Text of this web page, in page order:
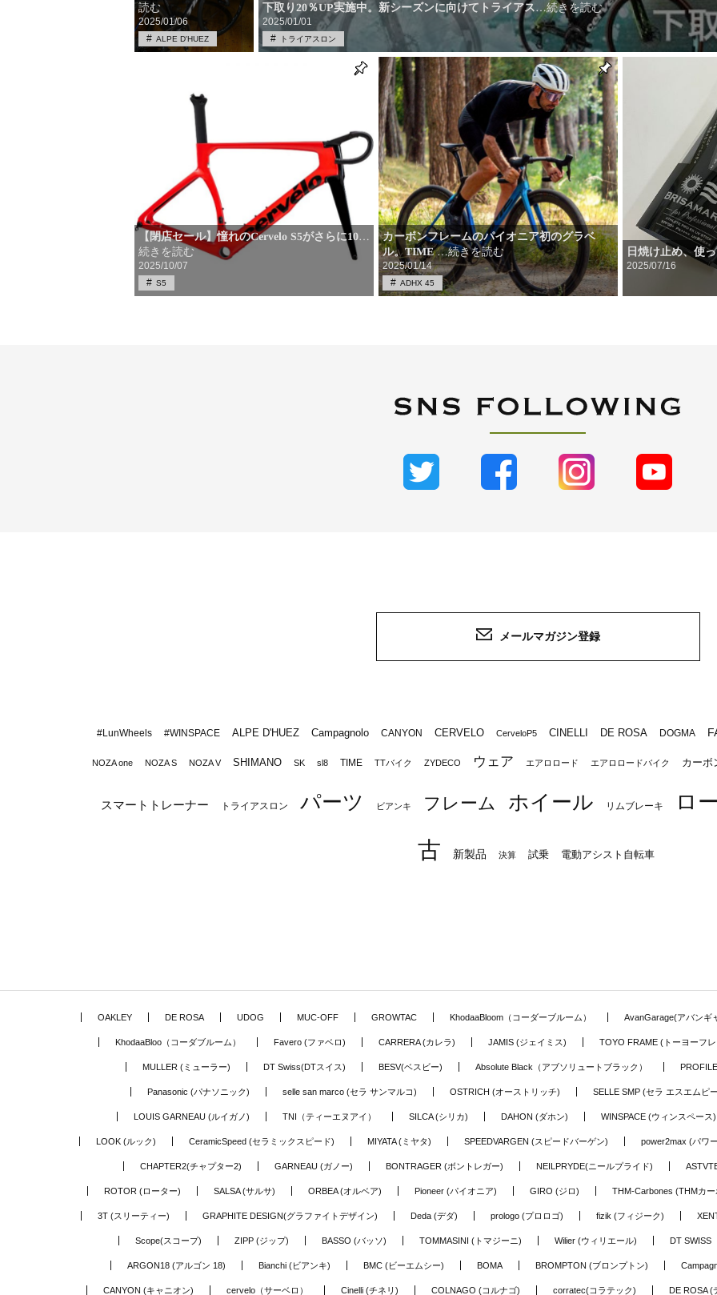
読む
2025/01/06
ALPE D'HUEZ
下取り20％UP実施中。新シーズンに向けてトライアス…続きを読む
2025/01/01
トライアスロン
【閉店セール】憧れのCervelo S5がさらに10…
続きを読む
2025/10/07
S5
カーボンフレームのパイオニア初のグラベ
ル。TIME…続きを読む
2025/01/14
ADHX 45
日焼け止め、使
2025/07/16
メールマガジン登録
#LunWheels #WINSPACE ALPE D'HUEZ Campagnolo CANYON CERVELO CerveloP5 CINELLI DE ROSA DOGMA
NOZA one NOZA S NOZA V SHIMANO SK sl8 TIME TTバイク ZYDECO ウェア エアロロード エアロロードバイク カーボ
スマートトレーナー トライアスロン パーツ ビアンキ フレーム ホイール リムブレーキ ロ
古 新製品 決算 試乗 電動アシスト自転車
OAKLEY DE ROSA UDOG MUC-OFF GROWTAC KhodaaBloom（コーダーブルーム） AvanGarage(アバンギ
KhodaaBloo（コーダブルーム） Favero (ファベロ) CARRERA (カレラ) JAMIS (ジェイミス) TOYO FRAME (トーヨーフ
MULLER (ミューラー) DT Swiss(DTスイス) BESV(ベスビー) Absolute Black（アブソリュートブラック）
Panasonic (パナソニック) selle san marco (セラ サンマルコ) OSTRICH (オーストリッチ) SELLE SMP (セラ エスエムピ
LOUIS GARNEAU (ルイガノ) TNI（ティーエヌアイ） SILCA (シリカ) DAHON (ダホン) WINSPACE (ウィンスペース)
LOOK (ルック) CeramicSpeed (セラミックスピード) MIYATA (ミヤタ) SPEEDVARGEN (スピードバーゲン) power2max (パワ
CHAPTER2(チャプター2) GARNEAU (ガノー) BONTRAGER (ボントレガー) NEILPRYDE(ニールプライド)
ROTOR (ローター) SALSA (サルサ) ORBEA (オルベア) Pioneer (パイオニア) GIRO (ジロ) THM-Carbones (THMカ
3T (スリーティー) GRAPHITE DESIGN(グラファイトデザイン) Deda (デダ) prologo (プロロゴ) fizik (フィジーク)
Scope(スコープ) ZIPP (ジップ) BASSO (バッソ) TOMMASINI (トマジーニ) Wilier (ウィリエール) DT SWISS
ARGON18 (アルゴン 18) Bianchi (ビアンキ) BMC (ビーエムシー) BOMA BROMPTON (ブロンプトン)
CANYON (キャニオン) cervelo（サーベロ） Cinelli (チネリ) COLNAGO (コルナゴ) corratec(コラテック) DE ROSA (